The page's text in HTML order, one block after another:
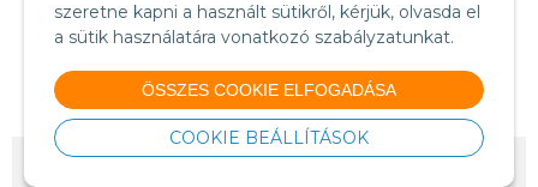
szeretne kapni a használt sütikről, kérjük, olvasda el
a sütik használatára vonatkozó szabályzatunkat.
ÖSSZES COOKIE ELFOGADÁSA
COOKIE BEÁLLÍTÁSOK
Food Safety System Certification FSSC 22000
(English version)
© 2026 StillMass-Nutrition.HU •NextShop&e-shop Pohoda Connector